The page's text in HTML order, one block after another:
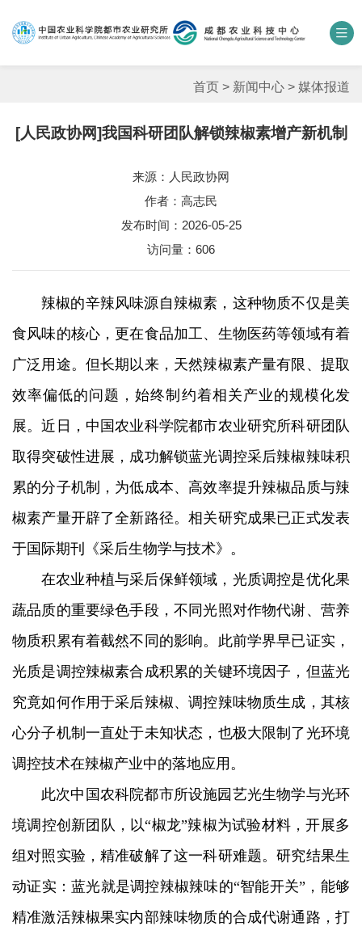
中国农业科学院 科研期刊
单位概况
平台基地
合作交流
研究生培养
成果转化
党建文化
园区服务
首页 > 新闻中心 > 媒体报道
[人民政协网]我国科研团队解锁辣椒素增产新机制
来源：人民政协网
作者：高志民
发布时间：2026-05-25
访问量： 606
辣椒的辛辣风味源自辣椒素，这种物质不仅是美
食风味的核心，更在食品加工、生物医药等领域有着
广泛用途。但长期以来，天然辣椒素产量有限、提取
效率偏低的问题，始终制约着相关产业的规模化发
展。近日，中国农业科学院都市农业研究所科研团队
取得突破性进展，成功解锁蓝光调控采后辣椒辣味积
累的分子机制，为低成本、高效率提升辣椒品质与辣
椒素产量开辟了全新路径。相关研究成果已正式发表
于国际期刊《采后生物学与技术》。
在农业种植与采后保鲜领域，光质调控是优化果
蔬品质的重要绿色手段，不同光照对作物代谢、营养
物质积累有着截然不同的影响。此前学界早已证实，
光质是调控辣椒素合成积累的关键环境因子，但蓝光
究竟如何作用于采后辣椒、调控辣味物质生成，其核
心分子机制一直处于未知状态，也极大限制了光环境
调控技术在辣椒产业中的落地应用。
此次中国农科院都市所设施园艺光生物学与光环
境调控创新团队，以“椒龙”辣椒为试验材料，开展多
组对照实验，精准破解了这一科研难题。研究结果生
动证实：蓝光就是调控辣椒辣味的“智能开关”，能够
精准激活辣椒果实内部辣味物质的合成代谢通路，打